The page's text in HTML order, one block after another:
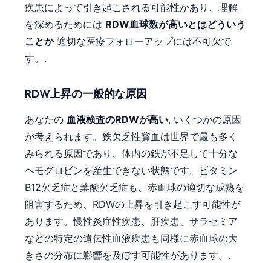
疾患によって引き起こされる可能性があり、理解
を深めるためには RDW血球数が高いとはどういう
ことか適切な医療フォローアップには不可欠で
す。.
RDW上昇の一般的な原因
あなたの 血液検査のRDWが高い, いくつかの原因
が考えられます。鉄欠乏性貧血は世界で最も多く
みられる原因であり、体内の鉄が不足して十分な
ヘモグロビンを産生できない状態です。ビタミン
B12欠乏症と葉酸欠乏症も、赤血球の適切な成熟を
阻害するため、RDWの上昇を引き起こす可能性が
あります。慢性炎症性疾患、肝疾患、サラセミア
などの特定の遺伝性血液疾患も同様に赤血球の大
きさの分布に影響を及ぼす可能性があります。.